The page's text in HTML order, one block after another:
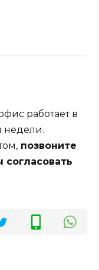
работает в
недели.
позвоните